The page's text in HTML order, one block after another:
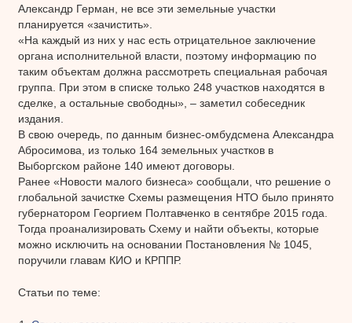
Александр Герман, не все эти земельные участки
планируется «зачистить».
«На каждый из них у нас есть отрицательное заключение
органа исполнительной власти, поэтому информацию по
таким объектам должна рассмотреть специальная рабочая
группа. При этом в списке только 248 участков находятся в
сделке, а остальные свободны», – заметил собеседник
издания.
В свою очередь, по данным бизнес-омбудсмена Александра
Абросимова, из только 164 земельных участков в
Выборгском районе 140 имеют договоры.
Ранее «Новости малого бизнеса» сообщали, что решение о
глобальной зачистке Схемы размещения НТО было принято
губернатором Георгием Полтавченко в сентябре 2015 года.
Тогда проанализировать Схему и найти объекты, которые
можно исключить на основании Постановления № 1045,
поручили главам КИО и КРППР.
Статьи по теме: